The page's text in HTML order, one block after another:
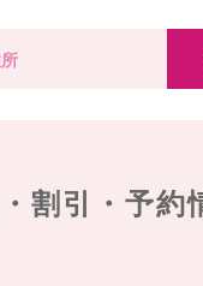
割引・予約